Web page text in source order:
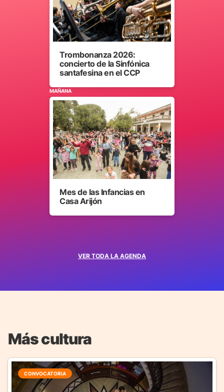
VER TODA LA AGENDA
Trombonanza 2026:
concierto de la Sinfónica
santafesina en el CCP
MAÑANA
Mes de las Infancias en
Casa Arijón
Más cultura
CONVOCATORIA